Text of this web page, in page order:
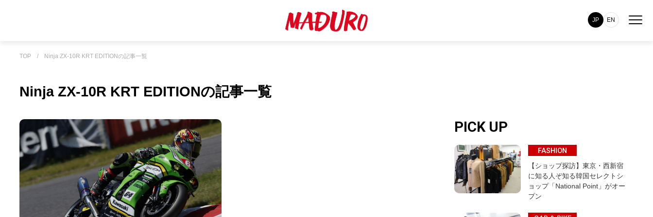
JP EN
TOP / Ninja ZX-10R KRT EDITIONの記事一覧
Ninja ZX-10R KRT EDITIONの記事一覧
PICK UP
FASHION
【ショップ探訪】東京・西新宿
に知る人ぞ知る韓国セレクトシ
ョップ「National Point」がオー
プン